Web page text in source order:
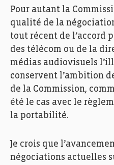
Pour autant la
qualité de la
tout récent de l’accord
des télécom ou de la
médias audiovisuels
conservent l’ambition
de la Commission,
été le cas avec le
la portabilité.
Je crois que
négociations actuelles